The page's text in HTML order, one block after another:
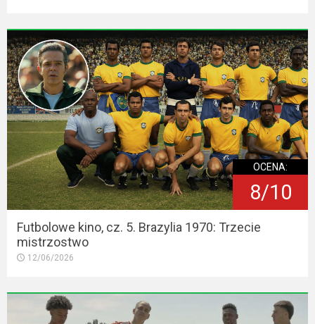
OCENA:
8/10
Futbolowe kino, cz. 5. Brazylia 1970: Trzecie
mistrzostwo
12/06/2026